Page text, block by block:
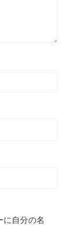
に自分の名